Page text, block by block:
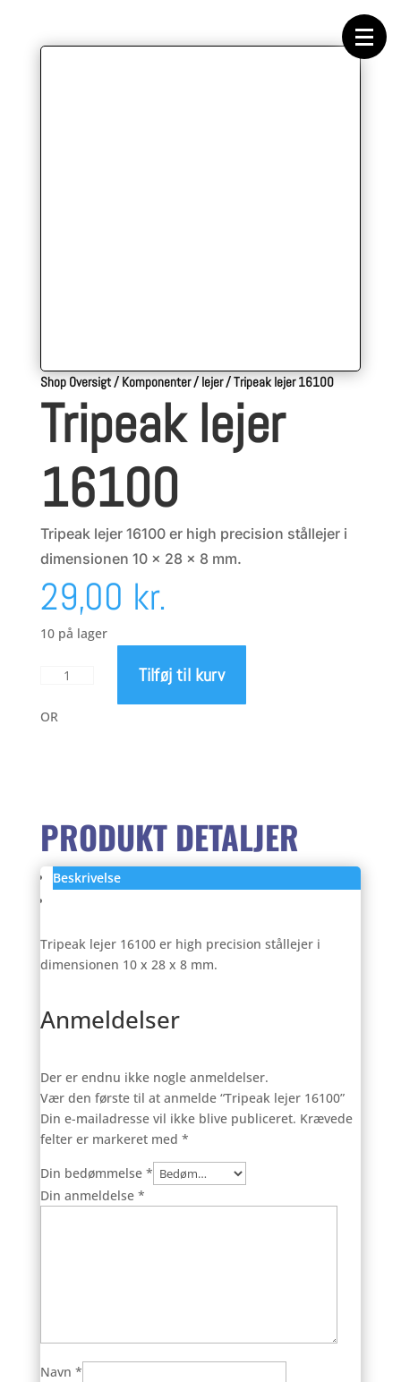
Shop Oversigt/Komponenter/lejer/Tripeak lejer 16100
Tripeak lejer
16100
Tripeak lejer 16100 er high precision stållejer i
dimensionen 10 x 28 x 8 mm.
29,00 kr.
10 på lager
Tripeak
16100
Tilføj til kurv
OR
PRODUKT DETALJER
Beskrivelse
Tripeak lejer 16100 er high precision stållejer i
dimensionen 10 x 28 x 8 mm.
Anmeldelser
Der er endnu ikke nogle anmeldelser.
Vær den første til at anmelde “Tripeak lejer 16100”
Din e-mailadresse vil ikke blive publiceret. Krævede
felter er markeret med *
Din bedømmelse *
Din anmeldelse *
Navn *